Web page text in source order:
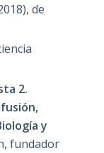
de
2.
y
fundador